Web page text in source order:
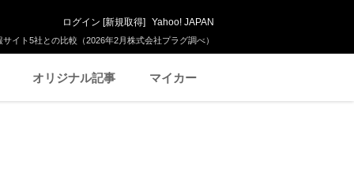
イト5社との比較（2026年2月株式会社プラグ調べ）
ログイン [新規取得] Yahoo! JAPAN
オリジナル記事 マイカー